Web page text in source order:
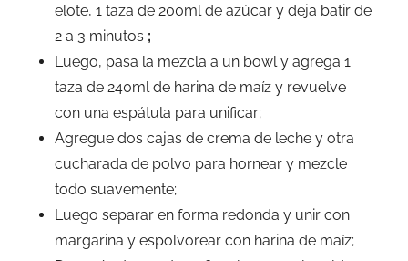
elote, 1 taza de 200ml de azúcar y deja batir de
2 a 3 minutos ;
Luego, pasa la mezcla a un bowl y agrega 1
taza de 240ml de harina de maíz y revuelve
con una espátula para unificar;
Agregue dos cajas de crema de leche y otra
cucharada de polvo para hornear y mezcle
todo suavemente;
Luego separar en forma redonda y unir con
margarina y espolvorear con harina de maíz;